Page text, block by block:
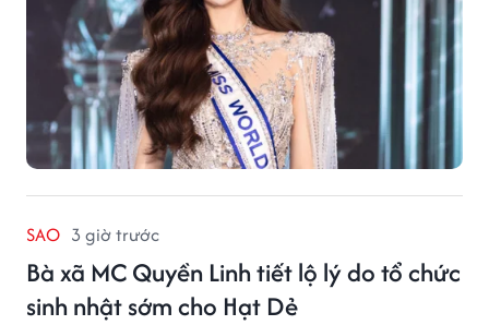
SAO 3 giờ trước
Bà xã MC Quyền Linh tiết lộ lý do tổ chức
sinh nhật sớm cho Hạt Dẻ